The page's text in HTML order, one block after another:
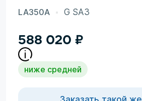
LA350A G SA3
588 020 ₽
ниже средней